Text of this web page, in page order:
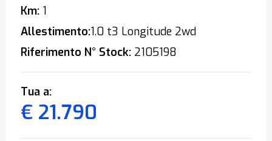
Km:1
Allestimento:1.0 t3 Longitude 2wd
Riferimento N° Stock:2105198
Tua a:
€ 21.790